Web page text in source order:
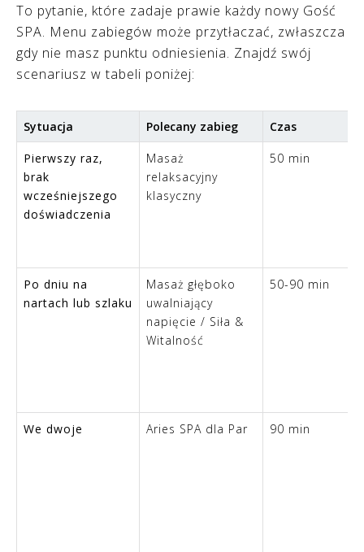
To pytanie, które zadaje prawie każdy nowy Gość
SPA. Menu zabiegów może przytłaczać, zwłaszcza
gdy nie masz punktu odniesienia. Znajdź swój
scenariusz w tabeli poniżej:
Sytuacja Polecany zabieg Czas
Pierwszy raz,
brak
wcześniejszego
doświadczenia
Masaż
relaksacyjny
klasyczny
50 min
Po dniu na
nartach lub szlaku
Masaż głęboko
uwalniający
napięcie / Siła &
Witalność
50-90 min
We dwoje Aries SPA dla Par 90 min